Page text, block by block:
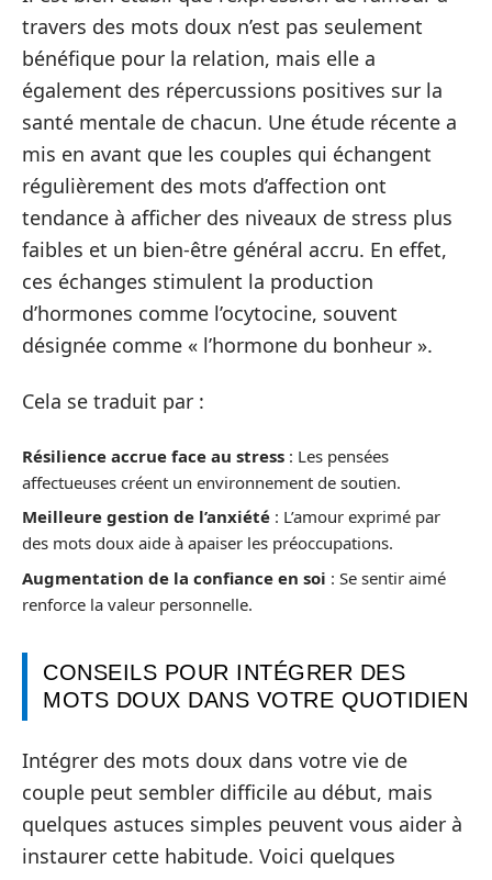
travers des mots doux n’est pas seulement
bénéfique pour la relation, mais elle a
également des répercussions positives sur la
santé mentale de chacun. Une étude récente a
mis en avant que les couples qui échangent
régulièrement des mots d’affection ont
tendance à afficher des niveaux de stress plus
faibles et un bien-être général accru. En effet,
ces échanges stimulent la production
d’hormones comme l’ocytocine, souvent
désignée comme « l’hormone du bonheur ».
Cela se traduit par :
Résilience accrue face au stress : Les pensées
affectueuses créent un environnement de soutien.
Meilleure gestion de l’anxiété : L’amour exprimé par
des mots doux aide à apaiser les préoccupations.
Augmentation de la confiance en soi : Se sentir aimé
renforce la valeur personnelle.
CONSEILS POUR INTÉGRER DES
MOTS DOUX DANS VOTRE QUOTIDIEN
Intégrer des mots doux dans votre vie de
couple peut sembler difficile au début, mais
quelques astuces simples peuvent vous aider à
instaurer cette habitude. Voici quelques